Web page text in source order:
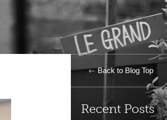
Back to Blog Top
Recent Posts